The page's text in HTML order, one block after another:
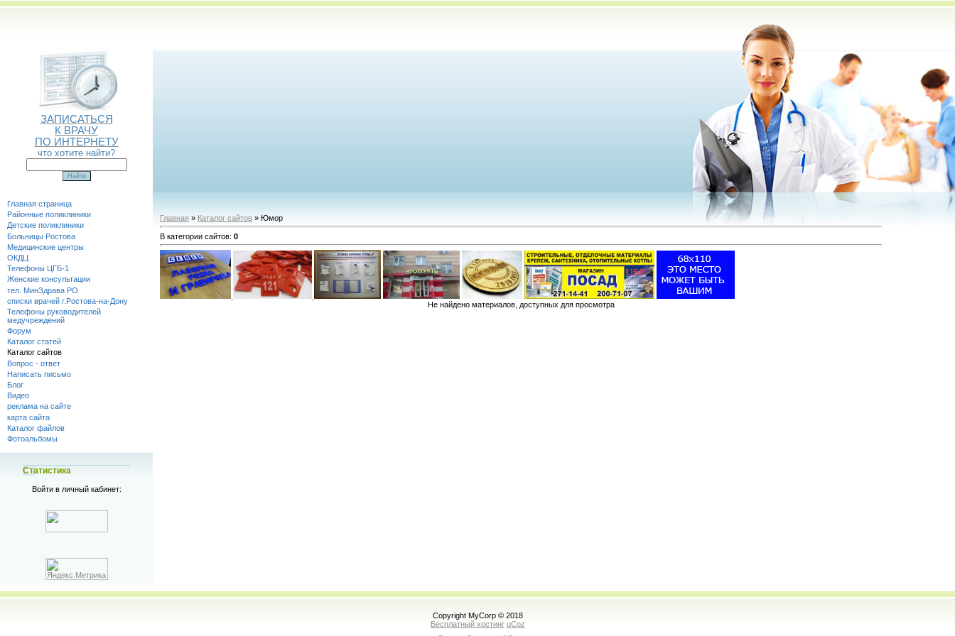
ЗАПИСАТЬСЯ
К ВРАЧУ
ПО ИНТЕРНЕТУ
что хотите найти?
Главная страница
Районные поликлиники
Детские поликлиники
Больницы Ростова
Медицинские центры
ОКДЦ
Телефоны ЦГБ-1
Женские консультации
тел. МинЗдрава РО
списки врачей г.Ростова-на-Дону
Телефоны руководителей
медучреждений
Форум
Каталог статей
Каталог сайтов
Вопрос - ответ
Написать письмо
Блог
Видео
реклама на сайте
карта сайта
Каталог файлов
Фотоальбомы
Статистика
Войти в личный кабинет:
Главная » Каталог сайтов » Юмор
В категории сайтов:0
Не найдено материалов, доступных для просмотра
Copyright MyCorp © 2018
Бесплатный хостинг uCoz